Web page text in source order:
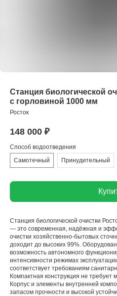
Станция биологической
с горловиной 1000 мм
Росток
148 000 ₽
Способ водоотведения
Самотечный
Принудительный
Станция биологической очистки
— это современная, надёжная и
очистки хозяйственно-бытовых
доходит до высоких 99%.
возможность автономного
интенсивности режимах
соответствует требованиям
Компактная конструкция не требует
Корпус и элементы внутренней
запасом прочности и высокой